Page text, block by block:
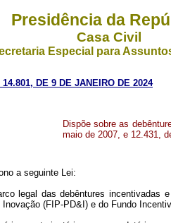
Presidência da
Casa Civil
Especial para
14.801, DE 9 DE JANEIRO DE 2024
Dispõe sobre as
maio de 2007, e 12.431,
a seguinte Lei:
legal das debêntures
(FIP-PD&I) e do Fundo